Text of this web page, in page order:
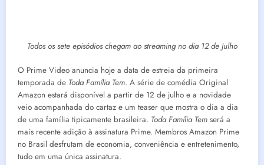
Todos os sete episódios chegam ao streaming no dia 12 de Julho
O Prime Video anuncia hoje a data de estreia da primeira
temporada de Toda Família Tem. A série de comédia Original
Amazon estará disponível a partir de 12 de julho e a novidade
veio acompanhada do cartaz e um teaser que mostra o dia a dia
de uma família tipicamente brasileira. Toda Família Tem será a
mais recente adição à assinatura Prime. Membros Amazon Prime
no Brasil desfrutam de economia, conveniência e entretenimento,
tudo em uma única assinatura.